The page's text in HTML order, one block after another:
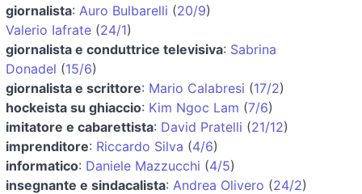
giornalista: Auro Bulbarelli (20/9)
Valerio Iafrate (24/1)
giornalista e conduttrice televisiva: Sabrina
Donadel (15/6)
giornalista e scrittore: Mario Calabresi (17/2)
hockeista su ghiaccio: Kim Ngoc Lam (7/6)
imitatore e cabarettista: David Pratelli (21/12)
imprenditore: Riccardo Silva (4/6)
informatico: Daniele Mazzucchi (4/5)
insegnante e sindacalista: Andrea Olivero (24/2)